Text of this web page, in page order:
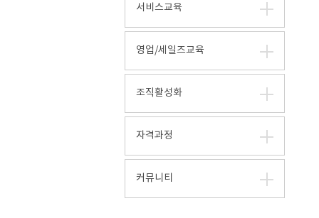
서비스교육
영업/세일즈교육
조직활성화
자격과정
커뮤니티